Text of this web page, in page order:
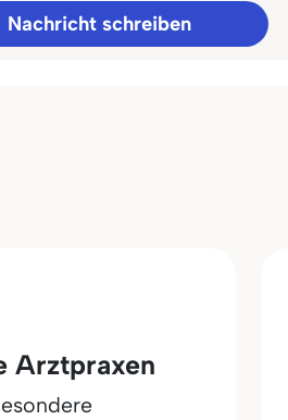
Nachricht schreiben
Arztpraxen